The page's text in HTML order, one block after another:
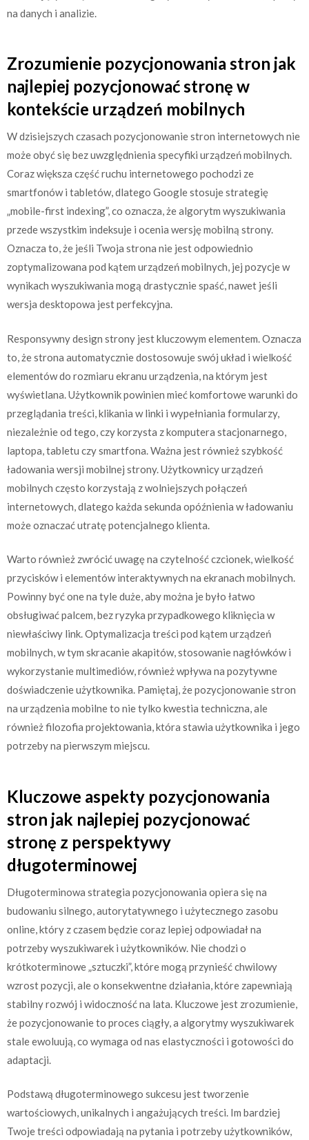
na danych i analizie.
Zrozumienie pozycjonowania stron jak
najlepiej pozycjonować stronę w
kontekście urządzeń mobilnych
W dzisiejszych czasach pozycjonowanie stron internetowych nie
może obyć się bez uwzględnienia specyfiki urządzeń mobilnych.
Coraz większa część ruchu internetowego pochodzi ze
smartfonów i tabletów, dlatego Google stosuje strategię
„mobile-first indexing”, co oznacza, że algorytm wyszukiwania
przede wszystkim indeksuje i ocenia wersję mobilną strony.
Oznacza to, że jeśli Twoja strona nie jest odpowiednio
zoptymalizowana pod kątem urządzeń mobilnych, jej pozycje w
wynikach wyszukiwania mogą drastycznie spaść, nawet jeśli
wersja desktopowa jest perfekcyjna.
Responsywny design strony jest kluczowym elementem. Oznacza
to, że strona automatycznie dostosowuje swój układ i wielkość
elementów do rozmiaru ekranu urządzenia, na którym jest
wyświetlana. Użytkownik powinien mieć komfortowe warunki do
przeglądania treści, klikania w linki i wypełniania formularzy,
niezależnie od tego, czy korzysta z komputera stacjonarnego,
laptopa, tabletu czy smartfona. Ważna jest również szybkość
ładowania wersji mobilnej strony. Użytkownicy urządzeń
mobilnych często korzystają z wolniejszych połączeń
internetowych, dlatego każda sekunda opóźnienia w ładowaniu
może oznaczać utratę potencjalnego klienta.
Warto również zwrócić uwagę na czytelność czcionek, wielkość
przycisków i elementów interaktywnych na ekranach mobilnych.
Powinny być one na tyle duże, aby można je było łatwo
obsługiwać palcem, bez ryzyka przypadkowego kliknięcia w
niewłaściwy link. Optymalizacja treści pod kątem urządzeń
mobilnych, w tym skracanie akapitów, stosowanie nagłówków i
wykorzystanie multimediów, również wpływa na pozytywne
doświadczenie użytkownika. Pamiętaj, że pozycjonowanie stron
na urządzenia mobilne to nie tylko kwestia techniczna, ale
również filozofia projektowania, która stawia użytkownika i jego
potrzeby na pierwszym miejscu.
Kluczowe aspekty pozycjonowania
stron jak najlepiej pozycjonować
stronę z perspektywy
długoterminowej
Długoterminowa strategia pozycjonowania opiera się na
budowaniu silnego, autorytatywnego i użytecznego zasobu
online, który z czasem będzie coraz lepiej odpowiadał na
potrzeby wyszukiwarek i użytkowników. Nie chodzi o
krótkoterminowe „sztuczki”, które mogą przynieść chwilowy
wzrost pozycji, ale o konsekwentne działania, które zapewniają
stabilny rozwój i widoczność na lata. Kluczowe jest zrozumienie,
że pozycjonowanie to proces ciągły, a algorytmy wyszukiwarek
stale ewoluują, co wymaga od nas elastyczności i gotowości do
adaptacji.
Podstawą długoterminowego sukcesu jest tworzenie
wartościowych, unikalnych i angażujących treści. Im bardziej
Twoje treści odpowiadają na pytania i potrzeby użytkowników,